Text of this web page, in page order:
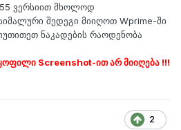
ვერსიით მხოლოდ
შედეგი მიიღოთ Wprime-ში
ნაკადების რაოდენობა
Screenshot-ით არ მიიღება !!!
2